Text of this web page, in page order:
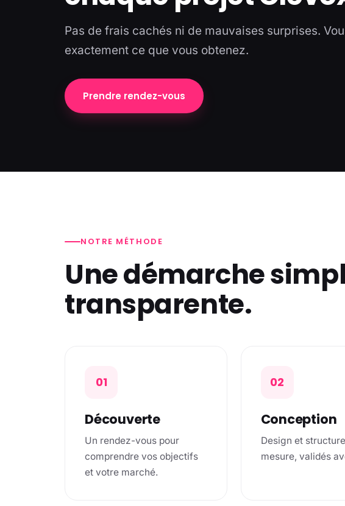
Pas de frais cachés ni de mauvaises surprises.
exactement ce que vous obtenez.
Prendre rendez-vous
NOTRE MÉTHODE
Une démarche
transparente.
01
Découverte
Un rendez-vous pour
comprendre vos objectifs
et votre marché.
02
Conception
Design et
mesure, validés